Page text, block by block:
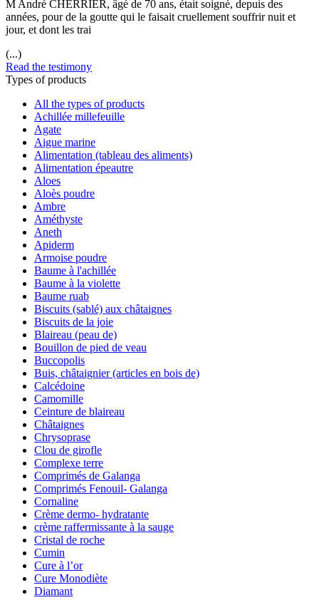
M André CHERRIER, âgé de 70 ans, était soigné, depuis des
années, pour de la goutte qui le faisait cruellement souffrir nuit et
jour, et dont les trai
(...)
Read the testimony
Types of products
All the types of products
Achillée millefeuille
Agate
Aigue marine
Alimentation (tableau des aliments)
Alimentation épeautre
Aloes
Aloès poudre
Ambre
Améthyste
Aneth
Apiderm
Armoise poudre
Baume à l'achillée
Baume à la violette
Baume ruab
Biscuits (sablé) aux châtaignes
Biscuits de la joie
Blaireau (peau de)
Bouillon de pied de veau
Buccopolis
Buis, châtaignier (articles en bois de)
Calcédoine
Camomille
Ceinture de blaireau
Châtaignes
Chrysoprase
Clou de girofle
Complexe terre
Comprimés de Galanga
Comprimés Fenouil- Galanga
Cornaline
Crème dermo- hydratante
crème raffermissante à la sauge
Cristal de roche
Cumin
Cure à l’or
Cure Monodiète
Diamant